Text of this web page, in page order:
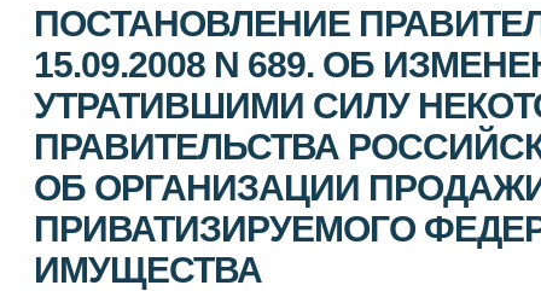
ПОСТАНОВЛЕНИЕ
15.09.2008 N 689. ОБ
УТРАТИВШИМИ СИЛУ
ПРАВИТЕЛЬСТВА
ОБ ОРГАНИЗАЦИИ
ПРИВАТИЗИРУЕМОГО
ИМУЩЕСТВА